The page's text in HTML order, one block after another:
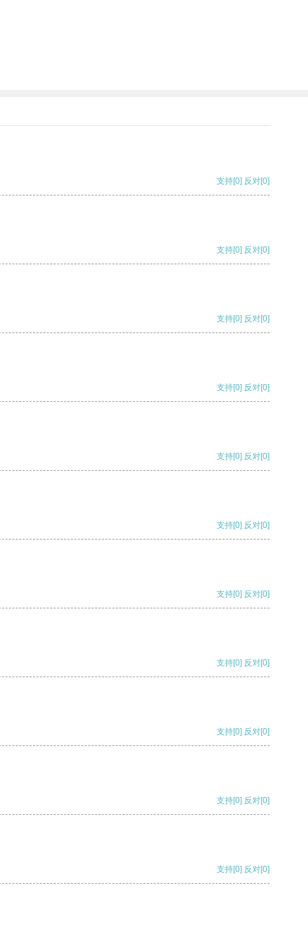
支持[0] 反对[0]
支持[0] 反对[0]
支持[0] 反对[0]
支持[0] 反对[0]
支持[0] 反对[0]
支持[0] 反对[0]
支持[0] 反对[0]
支持[0] 反对[0]
支持[0] 反对[0]
支持[0] 反对[0]
支持[0] 反对[0]